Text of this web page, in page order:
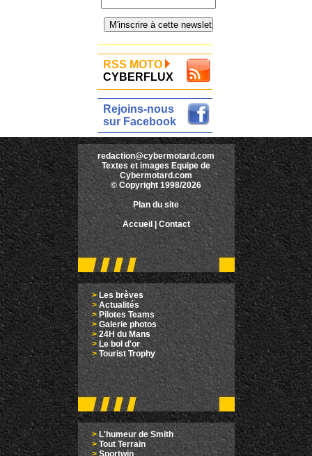
RSS MOTO
CYBERFLUX
Rejoins-nous
sur Facebook
redaction@cybermotard.com
Textes et images Equipe de
Cybermotard.com
© Copyright 1998/2026
Plan du site
Accueil |Contact
>Les brèves
> Actualités
> Pilotes Teams
>Galerie photos
>24H du Mans
>Le bol d'or
> Tourist Trophy
>L'humeur de Smith
> Tout Terrain
> Sportwin